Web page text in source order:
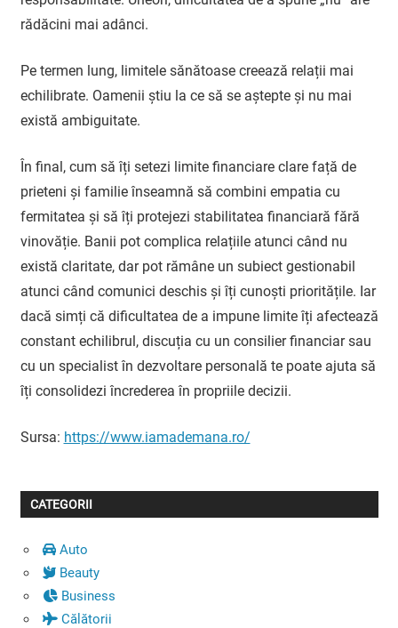
rădăcini mai adânci.
Pe termen lung, limitele sănătoase creează relații mai
echilibrate. Oamenii știu la ce să se aștepte și nu mai
există ambiguitate.
În final, cum să îți setezi limite financiare clare față de
prieteni și familie înseamnă să combini empatia cu
fermitatea și să îți protejezi stabilitatea financiară fără
vinovăție. Banii pot complica relațiile atunci când nu
există claritate, dar pot rămâne un subiect gestionabil
atunci când comunici deschis și îți cunoști prioritățile. Iar
dacă simți că dificultatea de a impune limite îți afectează
constant echilibrul, discuția cu un consilier financiar sau
cu un specialist în dezvoltare personală te poate ajuta să
îți consolidezi încrederea în propriile decizii.
Sursa: https://www.iamademana.ro/
CATEGORII
Auto
Beauty
Business
Călătorii